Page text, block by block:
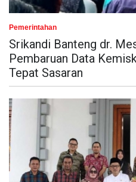
Pemerintahan
Srikandi Banteng dr.
Pembaruan Data
Tepat Sasaran